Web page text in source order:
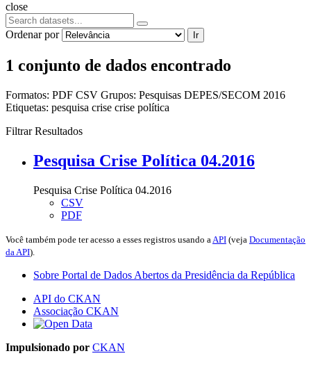
close
Ordenar por Ir
1 conjunto de dados encontrado
Formatos: PDF CSV Grupos: Pesquisas DEPES/SECOM 2016
Etiquetas: pesquisa crise crise política
Filtrar Resultados
Pesquisa Crise Política 04.2016
Pesquisa Crise Política 04.2016
CSV
PDF
Você também pode ter acesso a esses registros usando a API (veja Documentação
da API).
Sobre Portal de Dados Abertos da Presidência da República
API do CKAN
Associação CKAN
Impulsionado por CKAN